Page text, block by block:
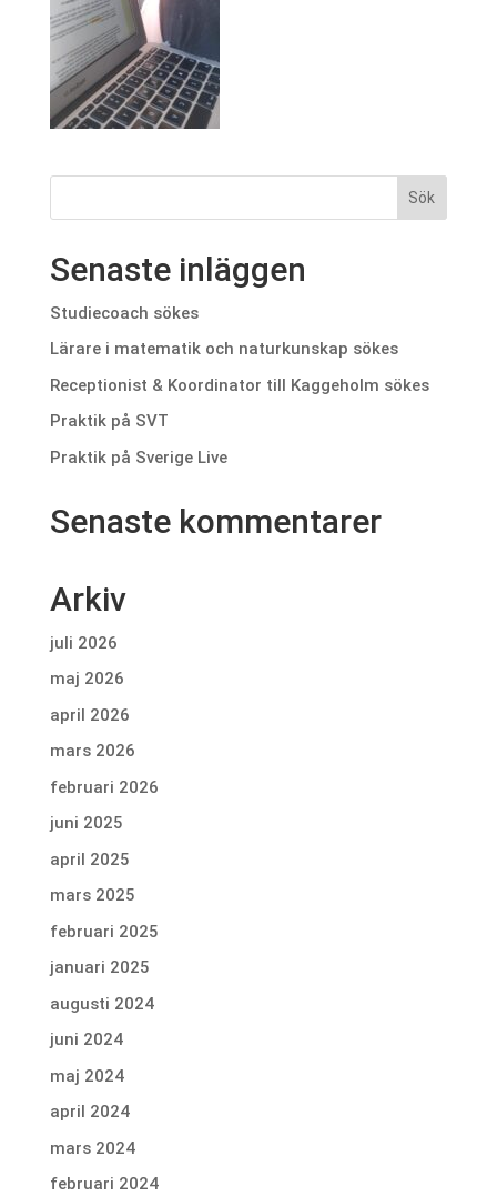
Senaste inläggen
Studiecoach sökes
Lärare i matematik och naturkunskap sökes
Receptionist & Koordinator till Kaggeholm sökes
Praktik på SVT
Praktik på Sverige Live
Senaste kommentarer
Arkiv
juli 2026
maj 2026
april 2026
mars 2026
februari 2026
juni 2025
april 2025
mars 2025
februari 2025
januari 2025
augusti 2024
juni 2024
maj 2024
april 2024
mars 2024
februari 2024